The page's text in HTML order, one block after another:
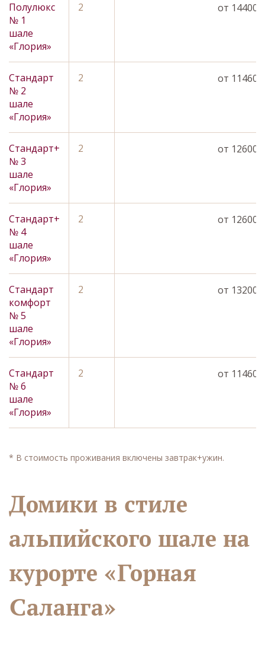
Полулюкс
№ 1
шале
«Глория»
2 от 14400
Стандарт
№ 2
шале
«Глория»
2 от 11460
Стандарт+
№ 3
шале
«Глория»
2 от 12600
Стандарт+
№ 4
шале
«Глория»
2 от 12600
Стандарт
комфорт
№ 5
шале
«Глория»
2 от 13200
Стандарт
№ 6
шале
«Глория»
2 от 11460
* В стоимость проживания включены завтрак+ужин.
Домики в стиле
альпийского шале на
курорте «Горная
Саланга»